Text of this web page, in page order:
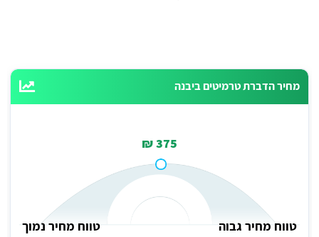
מחיר הדברת טרמיטים ביבנה
375 ₪
טווח מחיר גבוה טווח מחיר נמוך